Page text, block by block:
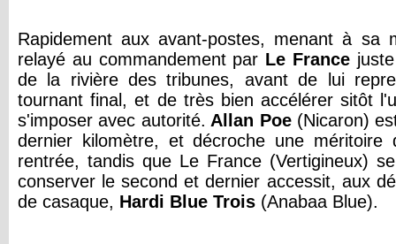
Rapidement aux avant-postes, menant à sa
relayé au commandement par Le Francejuste
de la rivière des tribunes, avant de lui
tournant final, et de très bien accélérer sitôt
s'imposer avec autorité. Allan Poe(Nicaron)
dernier kilomètre, et décroche une méritoire
rentrée, tandis que Le France (Vertigineux)
conserver le second et dernier accessit, aux
de casaque, Hardi Blue Trois (Anabaa Blue).